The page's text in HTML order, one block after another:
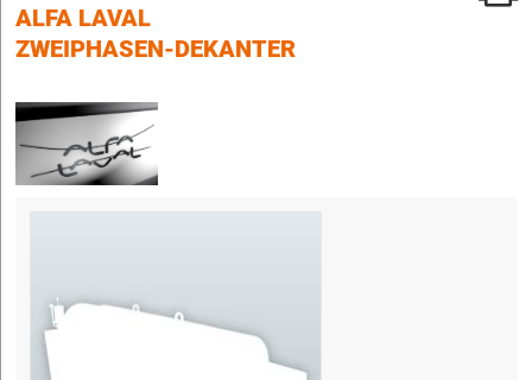
ALFA LAVAL
ZWEIPHASEN-DEKANTER